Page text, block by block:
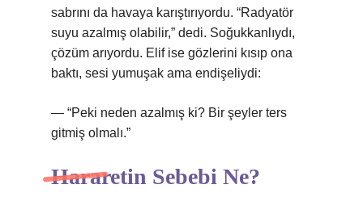
sabrını da havaya karıştırıyordu. “Radyatör
suyu azalmış olabilir,” dedi. Soğukkanlıydı,
çözüm arıyordu. Elif ise gözlerini kısıp ona
baktı, sesi yumuşak ama endişeliydi:
— “Peki neden azalmış ki? Bir şeyler ters
gitmiş olmalı.”
Hararetin Sebebi Ne?